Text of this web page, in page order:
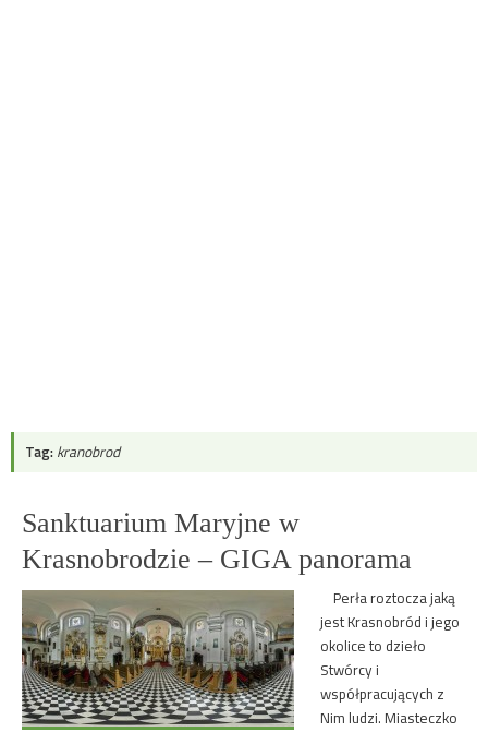
Tag: kranobrod
Sanktuarium Maryjne w
Krasnobrodzie – GIGA panorama
Perła roztocza jaką
jest Krasnobród i jego
okolice to dzieło
Stwórcy i
współpracujących z
Nim ludzi. Miasteczko